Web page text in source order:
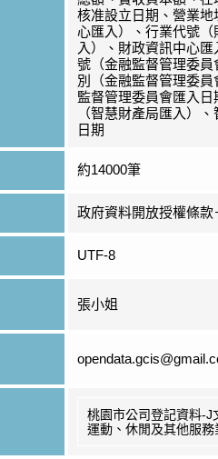
核准設立日期、營業地
心匯入）、行業代號（
入）、財政資訊中心
號（金融監督管理委員
別（金融監督管理委
監督管理委員會匯入日
（智慧財產局匯入）
日期
約14000筆
政府資料開放授權條款
UTF-8
張小姐
桃園市公司登記資料-J
運動、休閒及其他服務